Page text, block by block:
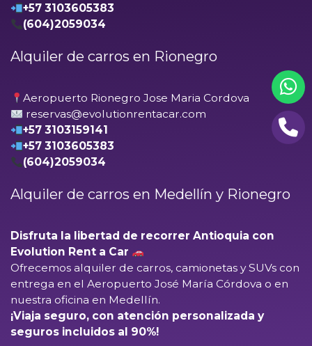
+57 3103605383
(604)2059034
Alquiler de carros en Rionegro
Aeropuerto Rionegro Jose Maria Cordova
reservas@evolutionrentacar.com
+57 3103159141
+57 3103605383
(604)2059034
Alquiler de carros en Medellín y Rionegro
Disfruta la libertad de recorrer Antioquia con
Evolution Rent a Car
Ofrecemos alquiler de carros, camionetas y SUVs con
entrega en el Aeropuerto José María Córdova o en
nuestra oficina en Medellín.
¡Viaja seguro, con atención personalizada y
seguros incluidos al 90%!